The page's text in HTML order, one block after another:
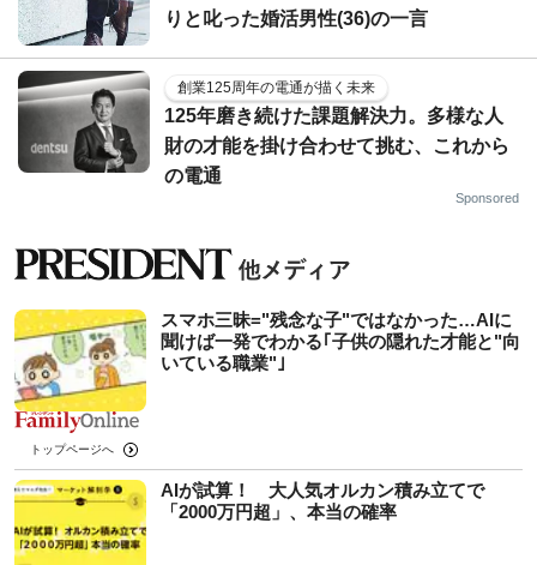
りと叱った婚活男性(36)の一言
創業125周年の電通が描く未来
125年磨き続けた課題解決力。多様な人
財の才能を掛け合わせて挑む、これから
の電通
Sponsored
スマホ三昧="残念な子"ではなかった…AIに
聞けば一発でわかる｢子供の隠れた才能と"向
いている職業"｣
トップページへ
AIが試算！ 大人気オルカン積み立てで
「2000万円超」、本当の確率